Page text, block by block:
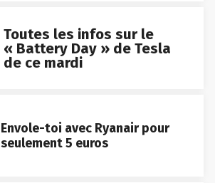
Toutes les infos sur le
« Battery Day » de Tesla
de ce mardi
Envole-toi avec Ryanair pour
seulement 5 euros